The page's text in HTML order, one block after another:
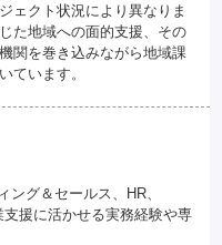
ェクト状況により異なりま
た地域への面的支援、その
関を巻き込みながら地域課
ています。
グ＆セールス、HR、
援に活かせる実務経験や専